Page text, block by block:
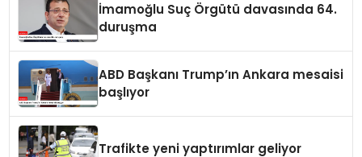
İmamoğlu Suç Örgütü davasında 64.
duruşma
ABD Başkanı Trump’ın Ankara mesaisi
başlıyor
Trafikte yeni yaptırımlar geliyor